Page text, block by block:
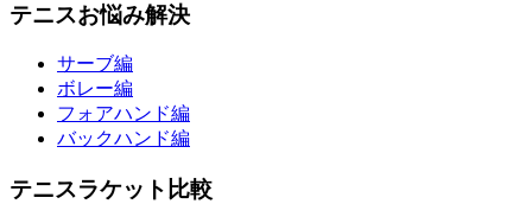
テニスお悩み解決
サーブ編
ボレー編
フォアハンド編
バックハンド編
テニスラケット比較